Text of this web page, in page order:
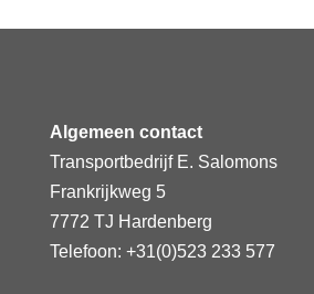
Algemeen contact
Transportbedrijf E. Salomons
Frankrijkweg 5
7772 TJ Hardenberg
Telefoon: +31(0)523 233 577